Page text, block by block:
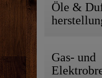
Öle &
Gas- und